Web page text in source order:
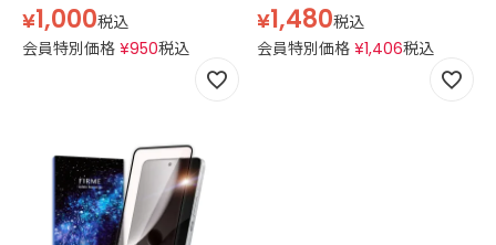
ケース クリア 透明
¥1,000税込
会員特別価格 ¥950税込
¥1,480税込
会員特別価格 ¥1,406税込